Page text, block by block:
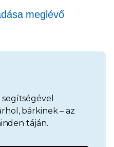
meglévő
bárkinek – az
táján.